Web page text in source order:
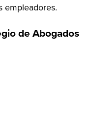
empleadores.
de Abogados